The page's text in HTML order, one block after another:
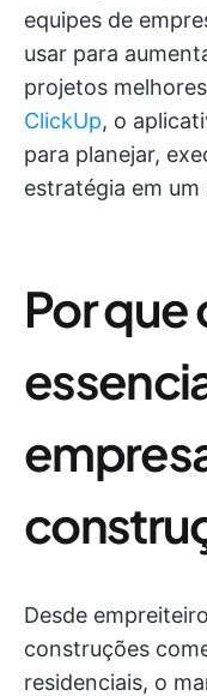
equipes de
usar para
projetos
ClickUp, o
para planejar,
estratégia em um
Por que
Desde
construções
residenciais, o